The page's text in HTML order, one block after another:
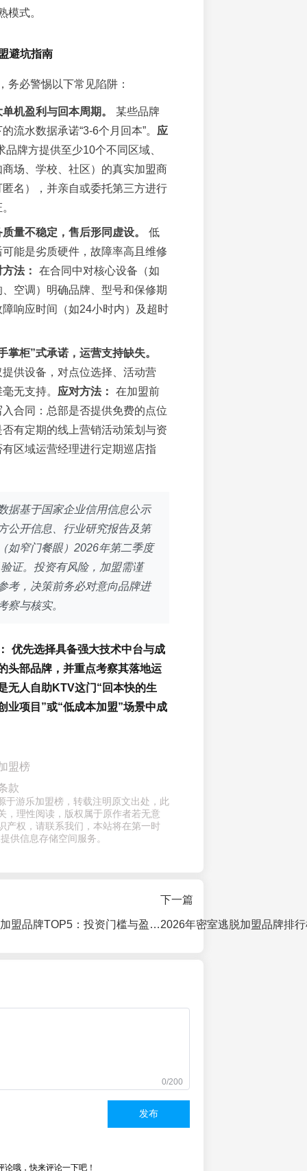
模式。
避坑指南
务必警惕以下常见陷阱：
机盈利与回本周期。
某些品牌
流水数据承诺“3-6个月回本”。 应
牌方提供至少10个不同区域、
场、学校、社区）的真实加盟商
名），并亲自或委托第三方进行
量不稳定，售后形同虚设。
低
能是劣质硬件，故障率高且维修
法：
在合同中对核心设备（如
空调）明确品牌、型号和保修期
响应时间（如24小时内）及超时
掌柜”式承诺，运营支持缺失。
供设备，对点位选择、活动营
无支持。 应对方法：
在加盟前
合同：总部是否提供免费的点位
有定期的线上营销活动策划与资
区域运营经理进行定期巡店指
据基于国家企业信用信息公示
公开信息、行业研究报告及第
如窄门餐眼）2026年第二季度
证。投资有风险，加盟需谨
考，决策前务必对意向品牌进
察与核实。
优先选择具备强大技术中台与成
头部品牌，并重点考察其落地运
无人自助KTV这门“回本快的生
业项目”或“低成本加盟”场景中成
盟榜
款
于游乐加盟榜，转载注明原文出处，此
，理性阅读，版权属于原作者若无意
产权，请联系我们，本站将在第一时
供信息存储空间服务。
2026中国电玩城加盟品牌TOP5：投资门槛与盈利模型深度解析
下一篇
2026年密室逃脱加盟品牌排
0/200
发布
论哦，快来评论一下吧！